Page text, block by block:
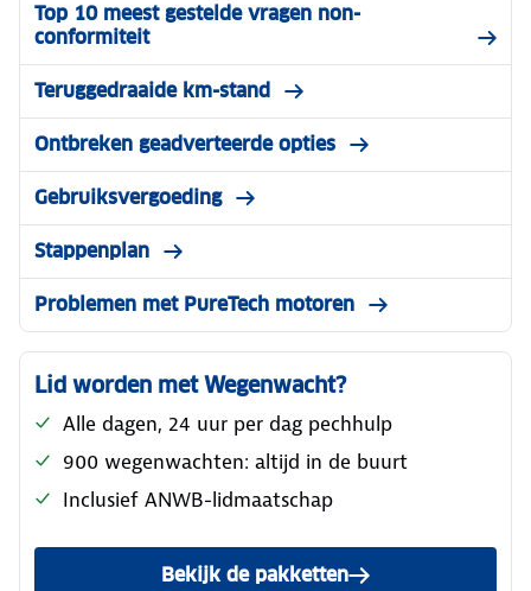
Top 10 meest gestelde vragen non-
conformiteit
Teruggedraaide km-stand
Ontbreken geadverteerde opties
Gebruiksvergoeding
Stappenplan
Problemen met PureTech motoren
Lid worden met Wegenwacht?
Alle dagen, 24 uur per dag pechhulp
900 wegenwachten: altijd in de buurt
Inclusief ANWB-lidmaatschap
Bekijk de pakketten